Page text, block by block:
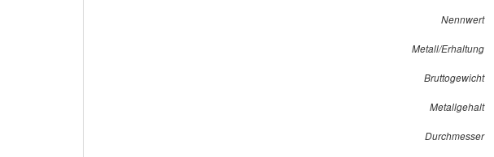
Nennwert
Metall/Erhaltung
Bruttogewicht
Metallgehalt
Durchmesser